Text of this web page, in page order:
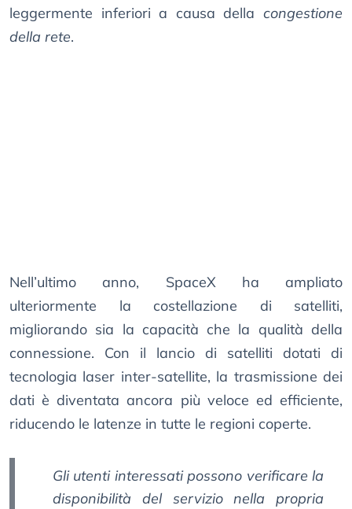
leggermente inferiori a causa della congestione
della rete.
Nell’ultimo anno, SpaceX ha ampliato
ulteriormente la costellazione di satelliti,
migliorando sia la capacità che la qualità della
connessione. Con il lancio di satelliti dotati di
tecnologia laser inter-satellite, la trasmissione dei
dati è diventata ancora più veloce ed efficiente,
riducendo le latenze in tutte le regioni coperte.
Gli utenti interessati possono verificare la
disponibilità del servizio nella propria